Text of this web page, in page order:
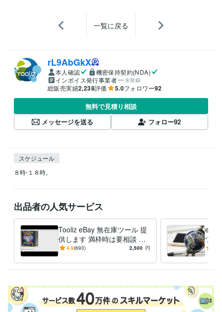
一覧に戻る
rL9AbGkX
本人確認
機密保持契約(NDA)
インボイス発行事業者
未登録
総販売実績2,238評価 5.0フォロワー92
無料で見積り相談
メッセージを送る
フォロー92
スケジュール
８時-１８時。
出品者の人気サービス
Tooliz eBay 無在庫ツール 提
供します 満枠時は要相談 フ
リマ/ECサイト 高速出品 自動
4.9(693) 2,500 円
ツー
リ、
能